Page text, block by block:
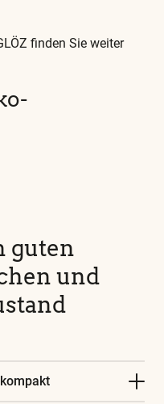
finden Sie weiter
guten
und